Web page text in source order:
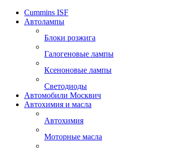
Cummins ISF
Автолампы
Блоки розжига
Галогеновые лампы
Ксеноновые лампы
Светодиоды
Автомобили Москвич
Автохимия и масла
Автохимия
Моторные масла